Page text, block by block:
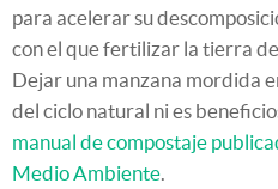
para acelerar su
con el que fertilizar la tierra
Dejar una manzana mordida
del ciclo natural ni es
manual de compostaje
Medio Ambiente.